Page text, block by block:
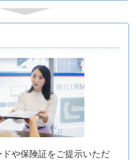
や保険証をご提⽰いただ